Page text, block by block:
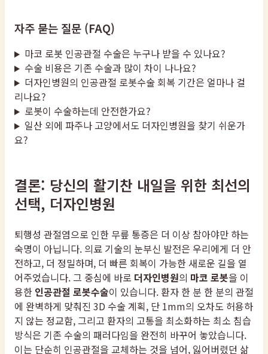
자주 묻는 질문 (FAQ)
마코 로봇 인공관절 수술은 누구나 받을 수 있나요?
수술 비용은 기존 수술과 많이 차이 나나요?
더자인병원의 인공관절 로봇수술 회복 기간은 얼마나 걸
리나요?
로봇이 수술하는데 안전한가요?
일산 외에 파주나 고양에서도 더자인병원을 찾기 쉬운가
요?
결론: 당신의 활기찬 내일을 위한 최선의
선택, 더자인병원
퇴행성 관절염으로 인한 무릎 통증은 더 이상 참아야만 하는
숙명이 아닙니다. 의료 기술의 눈부신 발전은 우리에게 더 안
전하고, 더 정밀하며, 더 빠른 회복이 가능한 새로운 길을 열
어주었습니다. 그 중심에 바로 더자인병원의 마코 로봇을 이
용한 인공관절 로봇수술이 있습니다. 환자 한 분 한 분의 관절
에 완벽하게 맞춰진 3D 수술 계획, 단 1mm의 오차도 허용하
지 않는 정교함, 그리고 환자의 고통을 최소화하는 최소 침습
방식은 기존 수술의 패러다임을 완전히 바꾸어 놓았습니다.
이는 단순히 인공관절을 교체하는 것을 넘어, 잃어버렸던 삶